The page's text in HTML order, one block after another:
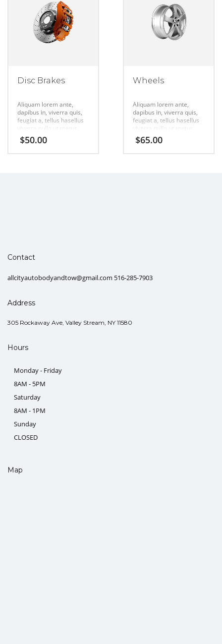
Disc Brakes
Aliquam lorem ante,
dapibus in, viverra quis,
feugiat a, tellus hasellus
viverra nulla ut metus
varius laort, uisque
rutrum. Aenean
$50.00
Wheels
Aliquam lorem ante,
dapibus in, viverra quis,
feugiat a, tellus hasellus
viverra nulla ut metus
varius laort, uisque
rutrum. Aenean
$65.00
Contact
allcityautobodyandtow@gmail.com 516-285-7903
Address
305 Rockaway Ave, Valley Stream, NY 11580
Hours
Monday - Friday
8AM - 5PM
Saturday
8AM - 1PM
Sunday
CLOSED
Map